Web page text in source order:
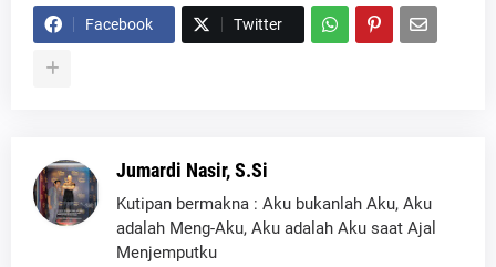
Facebook Twitter
Jumardi Nasir, S.Si
Kutipan bermakna : Aku bukanlah Aku, Aku
adalah Meng-Aku, Aku adalah Aku saat Ajal
Menjemputku